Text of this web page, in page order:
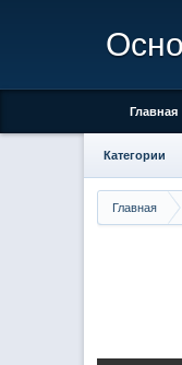
Главная
Главная
Категории